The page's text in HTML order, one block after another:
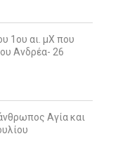
1ου αι. μΧ που
Ανδρέα- 26
Αγία και